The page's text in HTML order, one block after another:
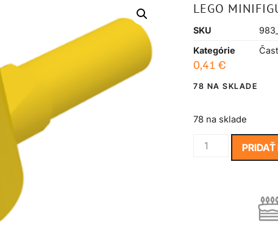
LEGO
SKU
Kategórie
0,41 €
78 NA SKLADE
78 na sklade